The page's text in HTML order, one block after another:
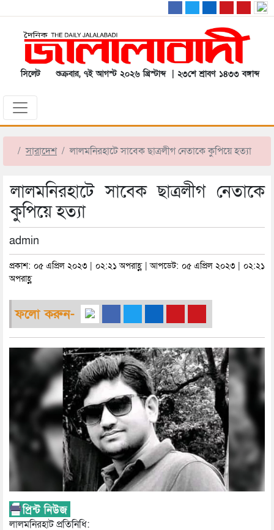
সিলেট শুক্রবার, ৭ই আগস্ট ২০২৬ খ্রিস্টাব্দ | ২৩শে শ্রাবণ ১৪৩৩ বঙ্গাব্দ
সারাদেশ লালমনিরহাটে সাবেক ছাত্রলীগ নেতাকে কুপিয়ে হত্যা
লালমনিরহাটে সাবেক ছাত্রলীগ নেতাকে
কুপিয়ে হত্যা
admin
প্রকাশ: ০৫ এপ্রিল ২০২৩ | ০২:২১ অপরাহ্ণ | আপডেট: ০৫ এপ্রিল ২০২৩ | ০২:২১
অপরাহ্ণ
ফলো করুন-
লালমনিরহাট প্রতিনিধি: